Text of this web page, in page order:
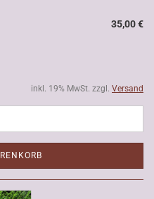
35,00 €
inkl. 19% MwSt. zzgl. Versand